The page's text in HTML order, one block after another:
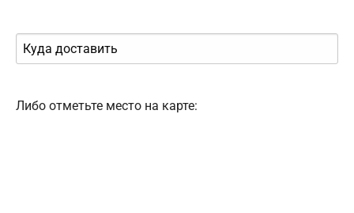
Либо отметьте место на карте: